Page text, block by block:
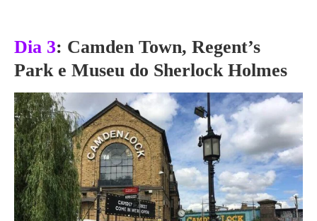
Dia 3: Camden Town, Regent’s
Park e Museu do Sherlock Holmes